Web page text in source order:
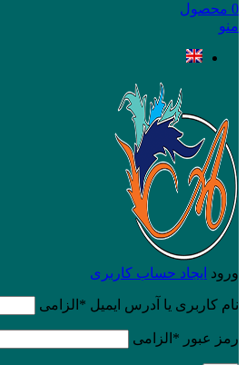
0 محصول
منو
ورود ایجاد حساب کاربری
نام کاربری یا آدرس ایمیل * الزامی
رمز عبور * الزامی